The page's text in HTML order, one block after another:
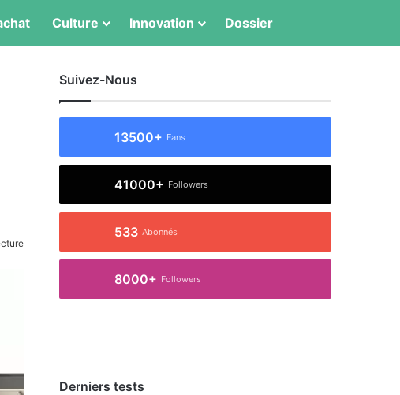
Culture Innovation Dossier
Suivez-Nous
13500+ Fans
41000+ Followers
533 Abonnés
8000+ Followers
Derniers tests